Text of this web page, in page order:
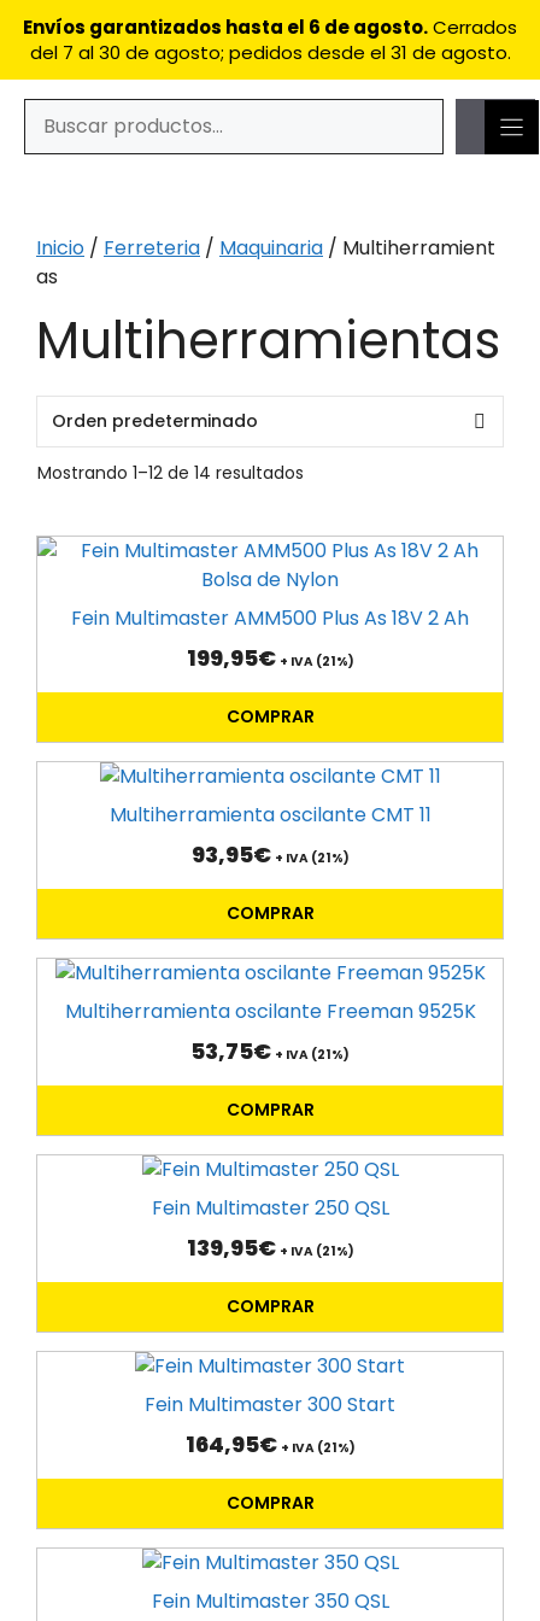
Envíos garantizados hasta el 6 de agosto.Cerrados
del 7 al 30 de agosto; pedidos desde el 31 de agosto.
Inicio / Ferreteria / Maquinaria / Multiherramient
as
Multiherramientas
Mostrando 1–12 de 14 resultados
Fein Multimaster AMM500 Plus As 18V 2 Ah
199,95€ + IVA (21%)
COMPRAR
Multiherramienta oscilante CMT 11
93,95€ + IVA (21%)
COMPRAR
Multiherramienta oscilante Freeman 9525K
53,75€ + IVA (21%)
COMPRAR
Fein Multimaster 250 QSL
139,95€ + IVA (21%)
COMPRAR
Fein Multimaster 300 Start
164,95€ + IVA (21%)
COMPRAR
Fein Multimaster 350 QSL